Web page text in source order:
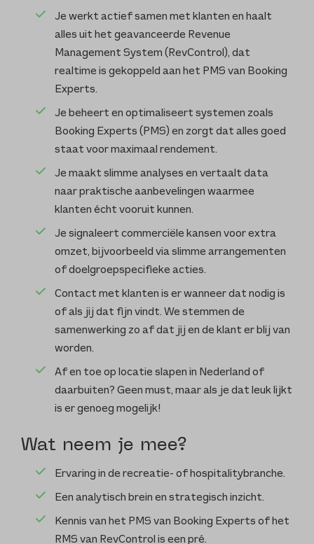
Je werkt actief samen met klanten en haalt
alles uit het geavanceerde Revenue
Management System (RevControl), dat
realtime is gekoppeld aan het PMS van Booking
Experts.
Je beheert en optimaliseert systemen zoals
Booking Experts (PMS) en zorgt dat alles goed
staat voor maximaal rendement.
Je maakt slimme analyses en vertaalt data
naar praktische aanbevelingen waarmee
klanten écht vooruit kunnen.
Je signaleert commerciële kansen voor extra
omzet, bijvoorbeeld via slimme arrangementen
of doelgroepspecifieke acties.
Contact met klanten is er wanneer dat nodig is
of als jij dat fijn vindt. We stemmen de
samenwerking zo af dat jij en de klant er blij van
worden.
Af en toe op locatie slapen in Nederland of
daarbuiten? Geen must, maar als je dat leuk lijkt
is er genoeg mogelijk!
Wat neem je mee?
Ervaring in de recreatie- of hospitalitybranche.
Een analytisch brein en strategisch inzicht.
Kennis van het PMS van Booking Experts of het
RMS van RevControl is een pré.